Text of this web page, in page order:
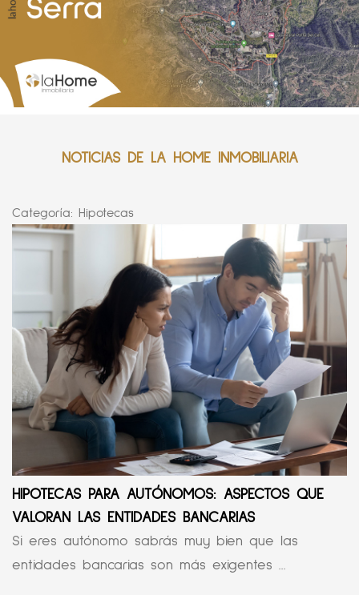
NOTICIAS DE LA HOME INMOBILIARIA
Categoría: Hipotecas
HIPOTECAS PARA AUTÓNOMOS: ASPECTOS QUE
VALORAN LAS ENTIDADES BANCARIAS
Si eres autónomo sabrás muy bien que las
entidades bancarias son más exigentes ...